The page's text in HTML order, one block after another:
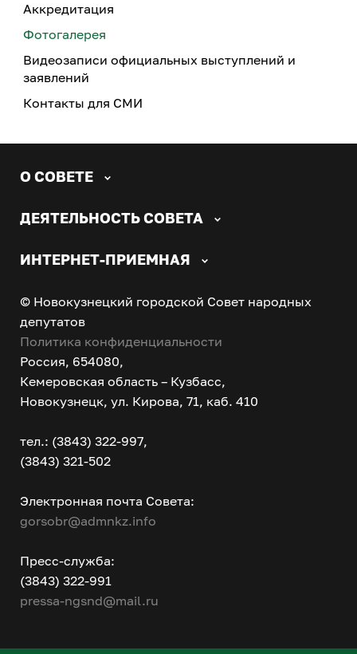
Аккредитация
Фотогалерея
Видеозаписи официальных выступлений и
заявлений
Контакты для СМИ
О СОВЕТЕ
ДЕЯТЕЛЬНОСТЬ СОВЕТА
ИНТЕРНЕТ-ПРИЕМНАЯ
© Новокузнецкий городской Совет народных
депутатов
Политика конфиденциальности
Россия, 654080,
Кемеровская область – Кузбасс,
Новокузнецк, ул. Кирова, 71, каб. 410
тел.: (3843) 322-997,
(3843) 321-502
Электронная почта Совета:
gorsobr@admnkz.info
Пресс-служба:
(3843) 322-991
pressa-ngsnd@mail.ru